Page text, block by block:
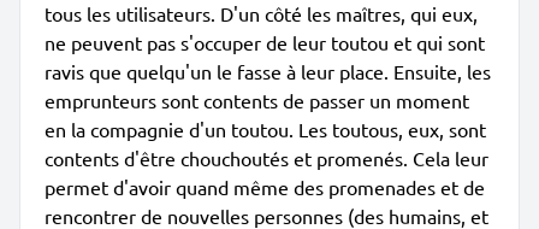
tous les utilisateurs. D'un côté les maîtres, qui eux,
ne peuvent pas s'occuper de leur toutou et qui sont
ravis que quelqu'un le fasse à leur place. Ensuite, les
emprunteurs sont contents de passer un moment
en la compagnie d'un toutou. Les toutous, eux, sont
contents d'être chouchoutés et promenés. Cela leur
permet d'avoir quand même des promenades et de
rencontrer de nouvelles personnes (des humains, et